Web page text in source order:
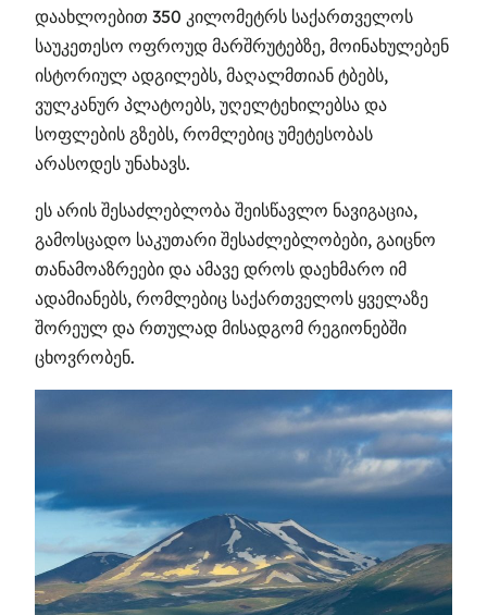
დაახლოებით 350 კილომეტრს საქართველოს
საუკეთესო ოფროუდ მარშრუტებზე, მოინახულებენ
ისტორიულ ადგილებს, მაღალმთიან ტბებს,
ვულკანურ პლატოებს, უღელტეხილებსა და
სოფლების გზებს, რომლებიც უმეტესობას
არასოდეს უნახავს.
ეს არის შესაძლებლობა შეისწავლო ნავიგაცია,
გამოსცადო საკუთარი შესაძლებლობები, გაიცნო
თანამოაზრეები და ამავე დროს დაეხმარო იმ
ადამიანებს, რომლებიც საქართველოს ყველაზე
შორეულ და რთულად მისადგომ რეგიონებში
ცხოვრობენ.